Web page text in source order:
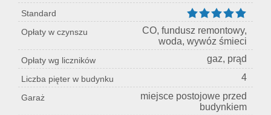
Standard
Opłaty w czynszu
CO, fundusz remontowy,
woda, wywóz śmieci
Opłaty wg liczników gaz, prąd
Liczba pięter w budynku 4
Garaż
miejsce postojowe przed
budynkiem